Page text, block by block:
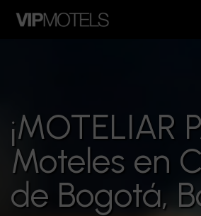
¡MOTELIAR
Moteles en
de Bogotá,